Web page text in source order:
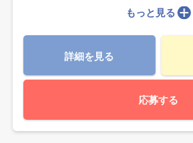
もっと見る
詳細を見る
応募する